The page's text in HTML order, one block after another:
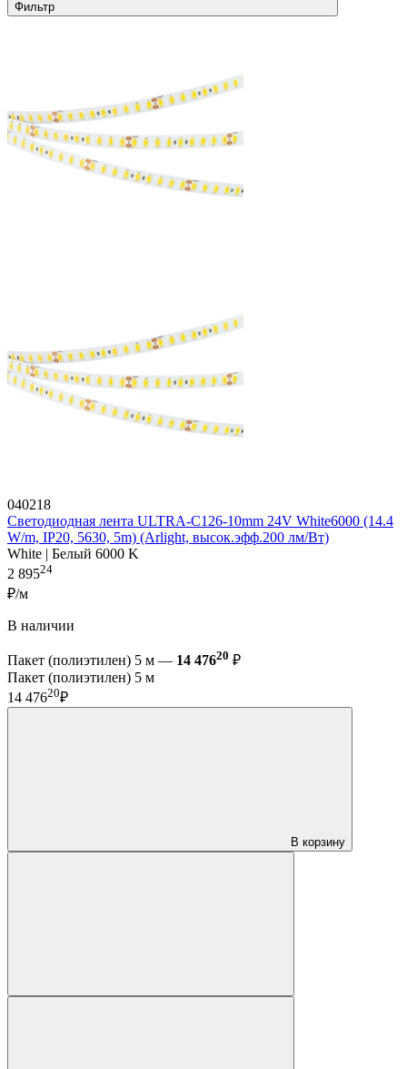
Фильтр
040218
Светодиодная лента ULTRA-C126-10mm 24V White6000 (14.4
W/m, IP20, 5630, 5m) (Arlight, высок.эфф.200 лм/Вт)
White | Белый 6000 K
2 89524
₽/м
В наличии
Пакет (полиэтилен) 5 м — 14 47620 ₽
Пакет (полиэтилен) 5 м
14 47620₽
В корзину